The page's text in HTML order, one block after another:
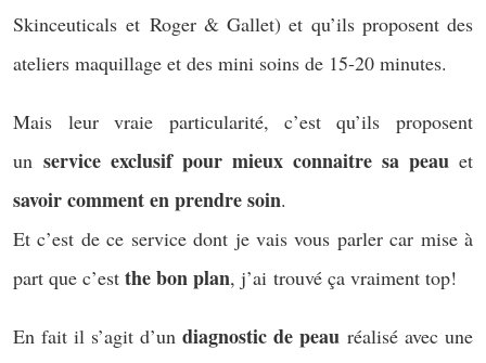
Skinceuticals et Roger & Gallet) et qu’ils proposent des
ateliers maquillage et des mini soins de 15-20 minutes.
Mais leur vraie particularité, c’est qu’ils proposent
un service exclusif pour mieux connaitre sa peau et
savoir comment en prendre soin.
Et c’est de ce service dont je vais vous parler car mise à
part que c’est the bon plan, j’ai trouvé ça vraiment top!
En fait il s’agit d’un diagnostic de peau réalisé avec une